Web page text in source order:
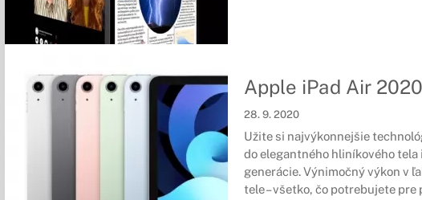
Apple iPad Air 2020
28. 9. 2020
Užite si najvýkonnejšie
do elegantného hliníkového tela
generácie. Výnimočný výkon v
tele – všetko, čo potrebujete pre